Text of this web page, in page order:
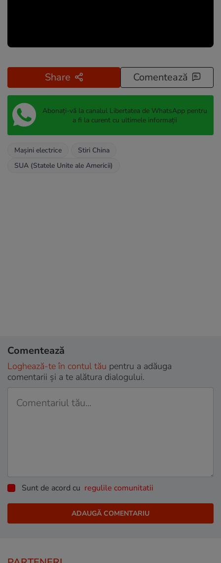
Share Comentează
Abonați-vă la canalul Libertatea de WhatsApp pentru
a fi la curent cu ultimele informații
Mașini electrice
Stiri China
SUA (Statele Unite ale Americii)
Comentează
Loghează-te în contul tău pentru a adăuga
comentarii și a te alătura dialogului.
Sunt de acord cu regulile comunitatii